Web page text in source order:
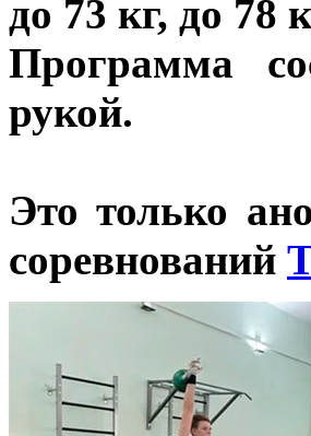
до 73 кг, до 78
Программа
рукой.
Это только
соревнований